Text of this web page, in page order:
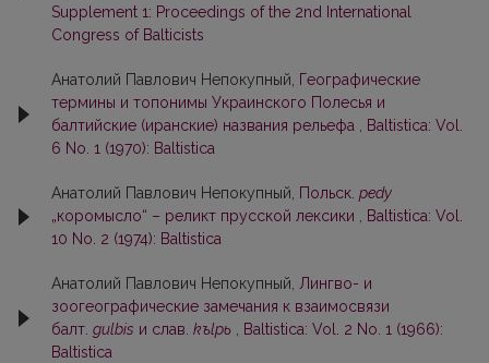
Supplement 1: Proceedings of the 2nd International
Congress of Balticists
Анатолий Павлович Непокупный,
Географические
термины и топонимы Украинского Полесья и
балтийские (иранские) названия рельефа
Baltistica: Vol.
6 No. 1 (1970): Baltistica
Анатолий Павлович Непокупный, Польск. pedy
„коромысло“ – реликт прусской лексики
Baltistica: Vol.
10 No. 2 (1974): Baltistica
Анатолий Павлович Непокупный, Лингво- и
зоогеографические замечания к взаимосвязи
балт. gulbis и слав. kъlpь
Baltistica: Vol. 2 No. 1 (1966):
Baltistica